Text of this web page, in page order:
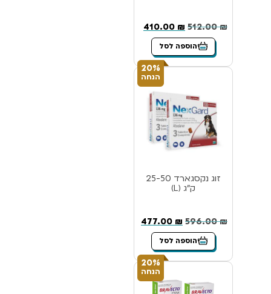
512.00₪
410.00 ₪
הוספה לסל
20%
הנחה
זוג נקסגארד 25-50
ק”ג (L)
596.00₪
477.00 ₪
הוספה לסל
20%
הנחה